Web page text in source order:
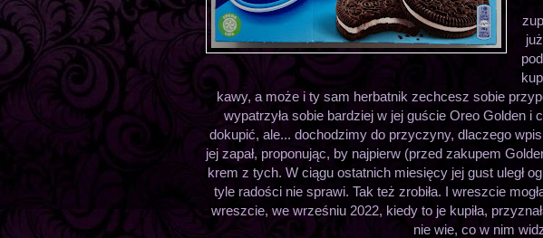
kawy, a może i ty sam herbatnik zechcesz sobie
wypatrzyła sobie bardziej w jej guście Oreo Golden i
dokupić, ale... dochodzimy do przyczyny, dlaczego
jej zapał, proponując, by najpierw (przed zakupem
krem z tych. W ciągu ostatnich miesięcy jej gust uległ
tyle radości nie sprawi. Tak też zrobiła. I wreszcie
wreszcie, we wrześniu 2022, kiedy to je kupiła,
nie wie, co w nim